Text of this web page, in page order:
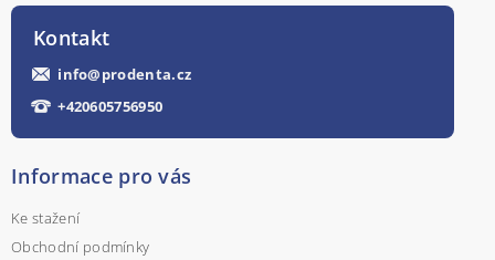
Kontakt
info@prodenta.cz
+420605756950
Informace pro vás
Ke stažení
Obchodní podmínky